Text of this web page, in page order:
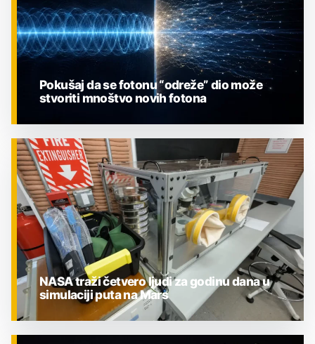
ZNANOST
Pokušaj da se fotonu “odreže” dio može
stvoriti mnoštvo novih fotona
NASA traži četvero ljudi za godinu dana u
simulaciji puta na Mars